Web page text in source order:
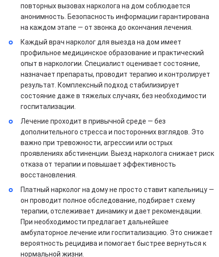
повторных вызовах нарколога на дом соблюдается
анонимность. Безопасность информации гарантирована
на каждом этапе — от звонка до окончания лечения.
Каждый врач нарколог для выезда на дом имеет
профильное медицинское образование и практический
опыт в наркологии. Специалист оценивает состояние,
назначает препараты, проводит терапию и контролирует
результат. Комплексный подход стабилизирует
состояние даже в тяжелых случаях, без необходимости
госпитализации.
Лечение проходит в привычной среде — без
дополнительного стресса и посторонних взглядов. Это
важно при тревожности, агрессии или острых
проявлениях абстиненции. Выезд нарколога снижает риск
отказа от терапии и повышает эффективность
восстановления.
Платный нарколог на дому не просто ставит капельницу —
он проводит полное обследование, подбирает схему
терапии, отслеживает динамику и дает рекомендации.
При необходимости предлагает дальнейшее
амбулаторное лечение или госпитализацию. Это снижает
вероятность рецидива и помогает быстрее вернуться к
нормальной жизни.